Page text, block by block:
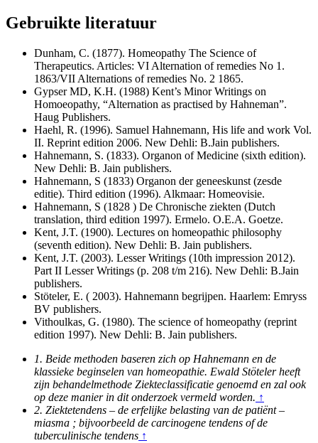
Gebruikte literatuur
Dunham, C. (1877). Homeopathy The Science of
Therapeutics. Articles: VI Alternation of remedies No 1.
1863/VII Alternations of remedies No. 2 1865.
Gypser MD, K.H. (1988) Kent’s Minor Writings on
Homoeopathy, “Alternation as practised by Hahneman”.
Haug Publishers.
Haehl, R. (1996). Samuel Hahnemann, His life and work Vol.
II. Reprint edition 2006. New Dehli: B.Jain publishers.
Hahnemann, S. (1833). Organon of Medicine (sixth edition).
New Dehli: B. Jain publishers.
Hahnemann, S (1833) Organon der geneeskunst (zesde
editie). Third edition (1996). Alkmaar: Homeovisie.
Hahnemann, S (1828 ) De Chronische ziekten (Dutch
translation, third edition 1997). Ermelo. O.E.A. Goetze.
Kent, J.T. (1900). Lectures on homeopathic philosophy
(seventh edition). New Dehli: B. Jain publishers.
Kent, J.T. (2003). Lesser Writings (10th impression 2012).
Part II Lesser Writings (p. 208 t/m 216). New Dehli: B.Jain
publishers.
Stöteler, E. ( 2003). Hahnemann begrijpen. Haarlem: Emryss
BV publishers.
Vithoulkas, G. (1980). The science of homeopathy (reprint
edition 1997). New Dehli: B. Jain publishers.
1. Beide methoden baseren zich op Hahnemann en de
klassieke beginselen van homeopathie. Ewald Stöteler heeft
zijn behandelmethode Ziekteclassificatie genoemd en zal ook
op deze manier in dit onderzoek vermeld worden. ↑
2. Ziektetendens – de erfelijke belasting van de patiënt –
miasma ; bijvoorbeeld de carcinogene tendens of de
tuberculinische tendens ↑